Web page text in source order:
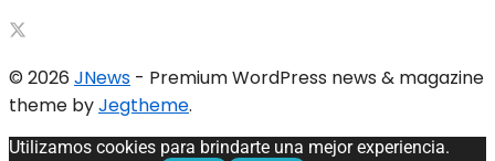
© 2026 JNews - Premium WordPress news & magazine
theme byJegtheme.
Utilizamos cookies para brindarte una mejor experiencia.